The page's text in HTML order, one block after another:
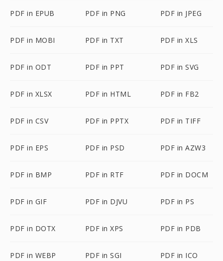
PDF in EPUB PDF in PNG PDF in JPEG
PDF in MOBI PDF in TXT PDF in XLS
PDF in ODT PDF in PPT PDF in SVG
PDF in XLSX PDF in HTML PDF in FB2
PDF in CSV PDF in PPTX PDF in TIFF
PDF in EPS PDF in PSD PDF in AZW3
PDF in BMP PDF in RTF PDF in DOCM
PDF in GIF PDF in DJVU PDF in PS
PDF in DOTX PDF in XPS PDF in PDB
PDF in WEBP PDF in SGI PDF in ICO